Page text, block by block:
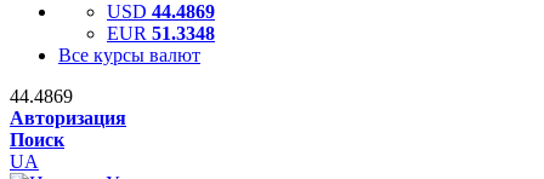
USD 44.4869
EUR 51.3348
Все курсы валют
44.4869
Авторизация
Поиск
UA